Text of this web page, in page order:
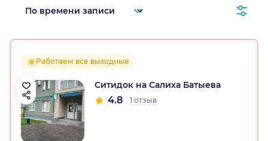
Работаем все выходные
Ситидок на Салиха Батыева
4.8 1 отзыв